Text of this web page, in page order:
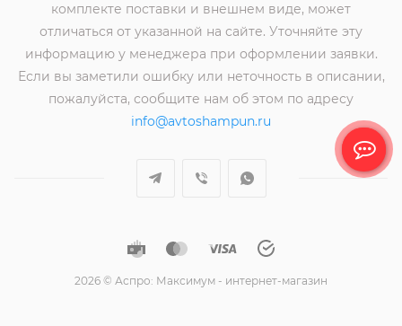
комплекте поставки и внешнем виде, может
отличаться от указанной на сайте. Уточняйте эту
информацию у менеджера при оформлении заявки.
Если вы заметили ошибку или неточность в описании,
пожалуйста, сообщите нам об этом по адресу
info@avtoshampun.ru
2026 © Аспро: Максимум - интернет-магазин